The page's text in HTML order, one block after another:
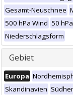
Gesamt-Neuschnee
500 hPa Wind 50
Niederschlagsform
Gebiet
Europa
Skandinavien